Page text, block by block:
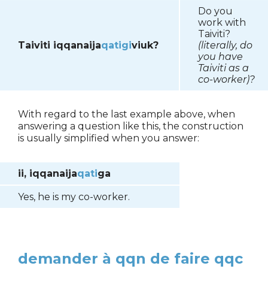
Taiviti iqqanaijaqatigiviuk?
Do you
work with
Taiviti?
(literally, do
you have
Taiviti as a
co-worker)?
With regard to the last example above, when
answering a question like this, the construction
is usually simplified when you answer:
ii, iqqanaijaqatiga
Yes, he is my co-worker.
demander à qqn de faire qqc